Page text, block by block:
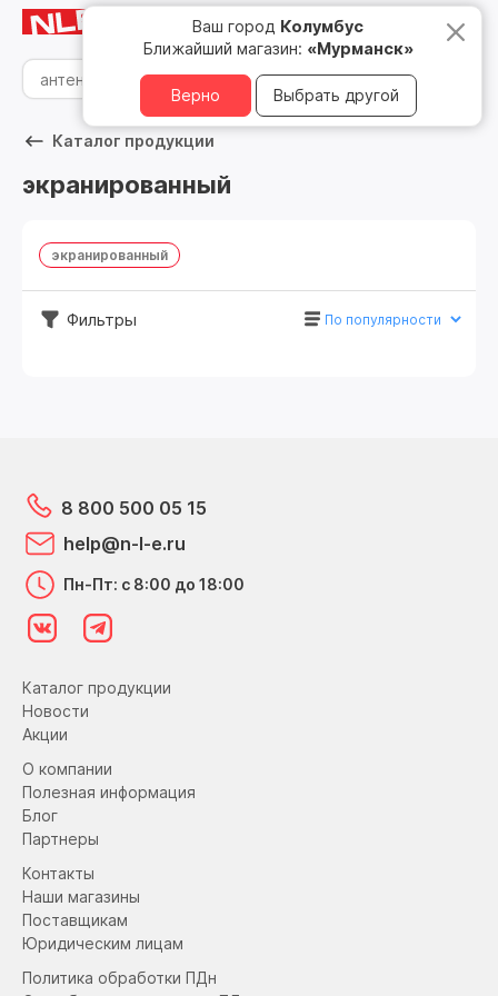
Мурманск
Ваш город Колумбус
Ближайший магазин: «Мурманск»
Верно Выбрать другой
8 800 500 05 15
Каталог продукции
экранированный
экранированный
Фильтры
Каталог продукции
Новости
Акции
О компании
Полезная информация
Блог
Партнеры
Контакты
Наши магазины
Поставщикам
Юридическим лицам
Политика обработки ПДн
8 800 500 05 15
help@n-l-e.ru
Пн-Пт: с 8:00 до 18:00